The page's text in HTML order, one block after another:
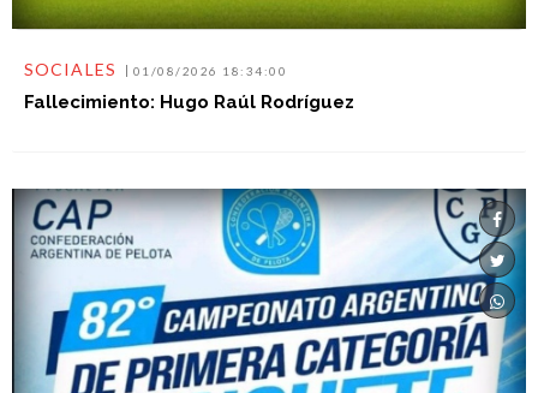
SOCIALES 01/08/2026 18:34:00
Fallecimiento: Hugo Raúl Rodríguez